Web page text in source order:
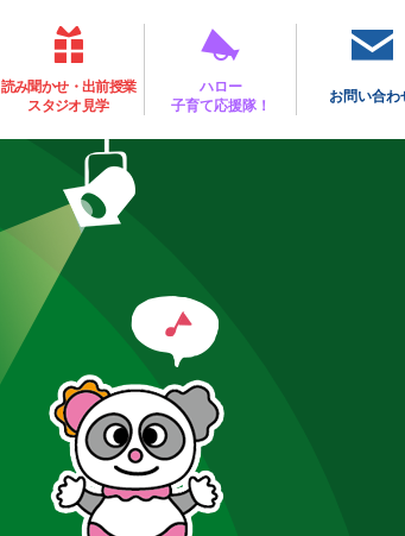
読み聞かせ・出前授業
スタジオ見学
ハロー
子育て応援隊！
お問い合わ